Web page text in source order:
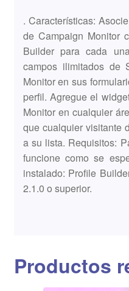
. Características:
de Campaign Monitor
Builder para cada
campos ilimitados de
Monitor en sus
perfil. Agregue el
Monitor en cualquier
que cualquier visitante
a su lista. Requisitos:
funcione como se
instalado: Profile
2.1.0 o superior.
Productos